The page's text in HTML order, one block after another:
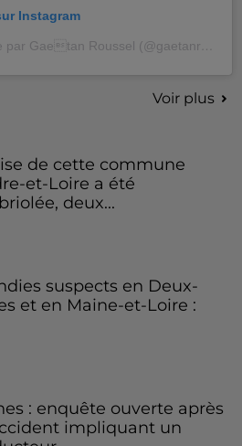
Instagram
Voir plus
de cette commune
et-Loire a été
deux...
suspects en Deux-
et en Maine-et-Loire :
: enquête ouverte après
impliquant un